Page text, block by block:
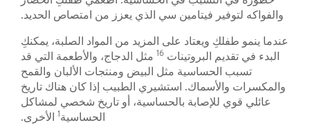
والفواكه لتوفير فيتامين سي الذي يعزز من امتصاص الحديد.
عندما ينمو طفلكِ ويعتاد على المزيد من المواد الصلبة، يمكنكِ
البدء في تقديم البروتينات 16 مثل الدجاج، والأطعمة التي قد
تسبب الحساسية مثل البيض ومنتجات الألبان والقمح
والمكسرات والأسماك. استشيري الطبيب إذا كان هناك تاريخ
عائلي قوي للإصابة بالحساسية، أو تاريخ شخصي لمشاكل
الحساسية1 الأخرى.